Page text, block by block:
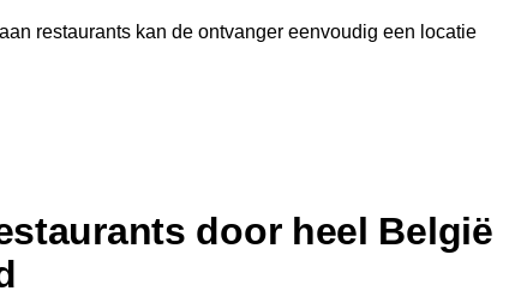
restaurants kan de ontvanger eenvoudig een locatie
en gelegenheid. Zo geeft de Diner Cadeaubon niet alleen
door heel België